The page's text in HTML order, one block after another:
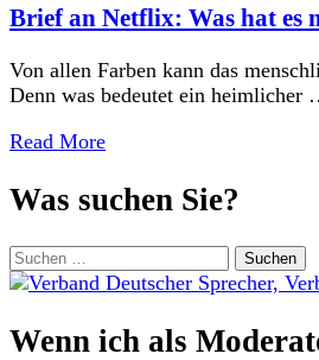
Brief an Netflix: Was hat es
Von allen Farben kann das
Denn was bedeutet ein heimlicher
Read More
Was suchen Sie?
Suchen
nach:
Wenn ich als